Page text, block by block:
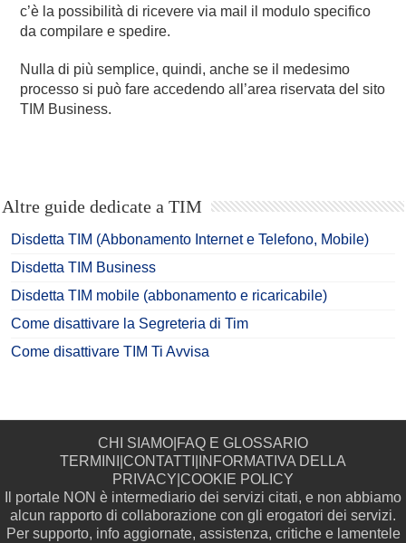
c’è la possibilità di ricevere via mail il modulo specifico
da compilare e spedire.
Nulla di più semplice, quindi, anche se il medesimo
processo si può fare accedendo all’area riservata del sito
TIM Business.
Altre guide dedicate a TIM
Disdetta TIM (Abbonamento Internet e Telefono, Mobile)
Disdetta TIM Business
Disdetta TIM mobile (abbonamento e ricaricabile)
Come disattivare la Segreteria di Tim
Come disattivare TIM Ti Avvisa
CHI SIAMO FAQ E GLOSSARIO
TERMINI
CONTATTI
INFORMATIVA DELLA
PRIVACY COOKIE POLICY
Il portale NON è intermediario dei servizi citati, e non abbiamo
alcun rapporto di collaborazione con gli erogatori dei servizi.
Per supporto, info aggiornate, assistenza, critiche e lamentele